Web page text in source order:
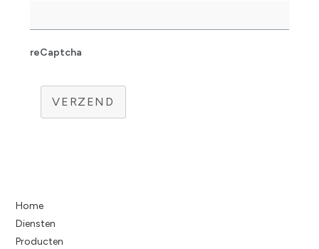
reCaptcha
VERZEND
Home
Diensten
Producten